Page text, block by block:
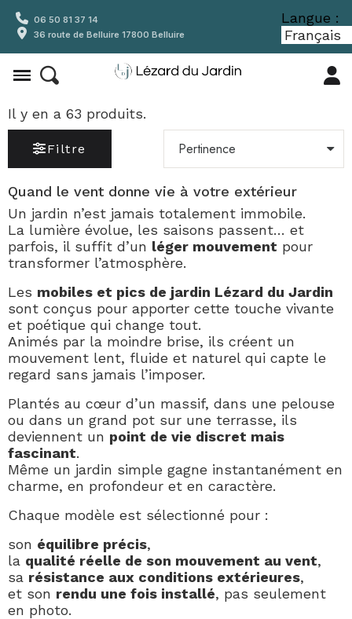
06 50 81 37 14
36 route de Belluire 17800 Belluire
Langue :
Il y en a 63 produits.
Filtre
Quand le vent donne vie à votre extérieur
Un jardin n’est jamais totalement immobile.
La lumière évolue, les saisons passent… et
parfois, il suffit d’un léger mouvement pour
transformer l’atmosphère.
Les mobiles et pics de jardin Lézard du Jardin
sont conçus pour apporter cette touche vivante
et poétique qui change tout.
Animés par la moindre brise, ils créent un
mouvement lent, fluide et naturel qui capte le
regard sans jamais l’imposer.
Plantés au cœur d’un massif, dans une pelouse
ou dans un grand pot sur une terrasse, ils
deviennent un point de vie discret mais
fascinant.
Même un jardin simple gagne instantanément en
charme, en profondeur et en caractère.
Chaque modèle est sélectionné pour :
son équilibre précis,
la qualité réelle de son mouvement au vent,
sa résistance aux conditions extérieures,
et son rendu une fois installé, pas seulement
en photo.